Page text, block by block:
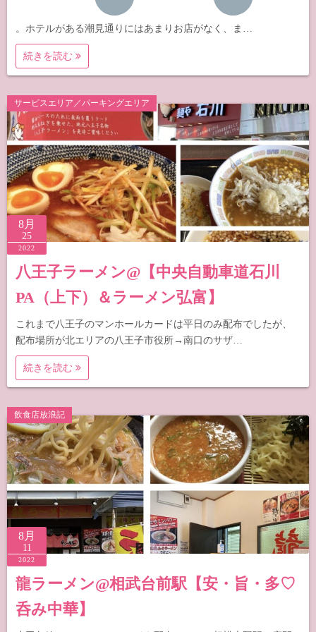
。ホテルがある潮見通りにはあまりお店がなく、ま…
続きを読む
サービスエリア／パーキングエリア
8月
25
2022
八王子ラーメン@【中央自動車道石川
PA（上下）＆ラーメン弘富】
これまで八王子のマンホールカードは平日のみ配布でしたが、
配布場所が北エリアの八王子市役所→南口のサザ…
続きを読む
飲食店放浪記
8月
11
2022
龍ラーメン@相武台前駅【安・旨・多♡
呑み中華】